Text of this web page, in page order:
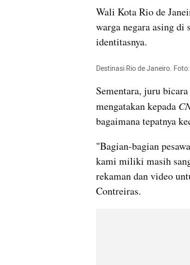
Wali Kota Rio de
warga negara asing di
identitasnya.
Destinasi Rio de Janeiro.
Sementara, juru
mengatakan kepada
bagaimana tepatnya
"Bagian-bagian
kami miliki masih
rekaman dan video
Contreiras.